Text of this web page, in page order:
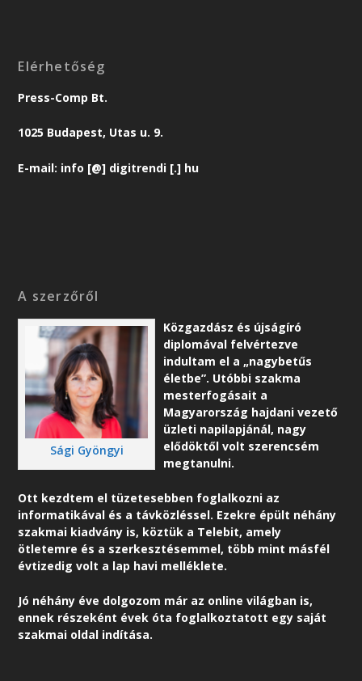
Elérhetőség
Press-Comp Bt.
1025 Budapest, Utas u. 9.
E-mail: info [@] digitrendi [.] hu
A szerzőről
Sági Gyöngyi
Közgazdász és újságíró
diplomával felvértezve
indultam el a „nagybetűs
életbe”. Utóbbi szakma
mesterfogásait a
Magyarország hajdani vezető
üzleti napilapjánál, nagy
elődöktől volt szerencsém
megtanulni.
Ott kezdtem el tüzetesebben foglalkozni az
informatikával és a távközléssel. Ezekre épült néhány
szakmai kiadvány is, köztük a Telebit, amely
ötletemre és a szerkesztésemmel, több mint másfél
évtizedig volt a lap havi melléklete.
Jó néhány éve dolgozom már az online világban is,
ennek részeként évek óta foglalkoztatott egy saját
szakmai oldal indítása.